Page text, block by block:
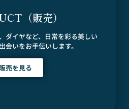
（販売）
ダイヤなど、日常を彩る美しい
会いをお手伝いします。
売を見る